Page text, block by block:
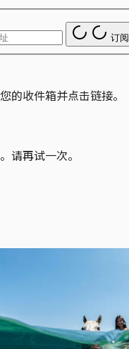
订阅
的收件箱并点击链接。
请再试一次。